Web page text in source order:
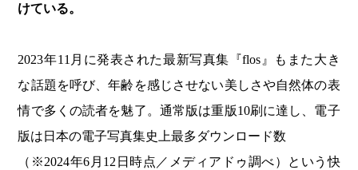
けている。
2023年11月に発表された最新写真集『flos』もまた大き
な話題を呼び、年齢を感じさせない美しさや自然体の表
情で多くの読者を魅了。通常版は重版10刷に達し、電子
版は日本の電子写真集史上最多ダウンロード数
（※2024年6月12日時点／メディアドゥ調べ）という快